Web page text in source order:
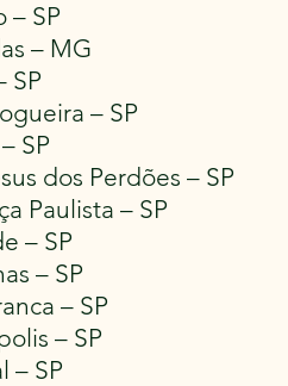
SP
– MG
SP
– SP
SP
dos Perdões – SP
Paulista – SP
– SP
– SP
– SP
– SP
– SP